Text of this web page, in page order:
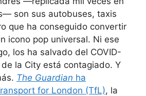
son sus autobuses, taxis
que ha conseguido convertir
icono pop universal. Ni ese
los ha salvado del COVID-
la City está contagiado. Y
The Guardian ha
for London (TfL), la